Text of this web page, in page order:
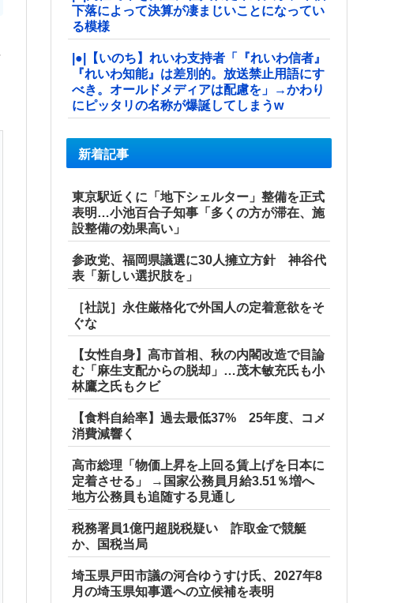
下落によって決算が凄まじいことになってい
る模様
|●|【いのち】れいわ支持者「『れいわ信者』
『れいわ知能』は差別的。放送禁止用語にす
べき。オールドメディアは配慮を」→かわり
にピッタリの名称が爆誕してしまうw
新着記事
東京駅近くに「地下シェルター」整備を正式
表明…小池百合子知事「多くの方が滞在、施
設整備の効果高い」
参政党、福岡県議選に30人擁立方針 神谷代
表「新しい選択肢を」
［社説］永住厳格化で外国人の定着意欲をそ
ぐな
【女性自身】高市首相、秋の内閣改造で目論
む「麻生支配からの脱却」…茂木敏充氏も小
林鷹之氏もクビ
【食料自給率】過去最低37% 25年度、コメ
消費減響く
高市総理「物価上昇を上回る賃上げを日本に
定着させる」 →国家公務員月給3.51％増へ
地方公務員も追随する見通し
税務署員1億円超脱税疑い 詐取金で競艇
か、国税当局
埼玉県戸田市議の河合ゆうすけ氏、2027年8
月の埼玉県知事選への立候補を表明